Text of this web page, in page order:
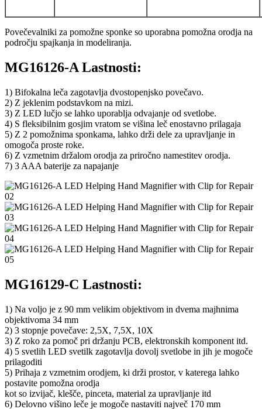
Povečevalniki za pomožne sponke so uporabna pomožna orodja na
področju spajkanja in modeliranja.
MG16126-A Lastnosti:
1) Bifokalna leča zagotavlja dvostopenjsko povečavo.
2) Z jeklenim podstavkom na mizi.
3) Z LED lučjo se lahko uporablja odvajanje od svetlobe.
4) S fleksibilnim gosjim vratom se višina leč enostavno prilagaja
5) Z 2 pomožnima sponkama, lahko drži dele za upravljanje in
omogoča proste roke.
6) Z vzmetnim držalom orodja za priročno namestitev orodja.
7) 3 AAA baterije za napajanje
MG16129-C Lastnosti:
1) Na voljo je z 90 mm velikim objektivom in dvema majhnima
objektivoma 34 mm
2) 3 stopnje povečave: 2,5X, 7,5X, 10X
3) Z roko za pomoč pri držanju PCB, elektronskih komponent itd.
4) 5 svetlih LED svetilk zagotavlja dovolj svetlobe in jih je mogoče
prilagoditi
5) Prihaja z vzmetnim orodjem, ki drži prostor, v katerega lahko
postavite pomožna orodja
kot so izvijač, klešče, pinceta, material za upravljanje itd
6) Delovno višino leče je mogoče nastaviti največ 170 mm